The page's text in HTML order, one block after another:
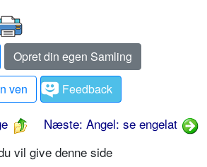
Opret din egen Samling
ven
Feedback
Næste: Angel: se engelat
vil give denne side